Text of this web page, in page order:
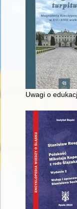
Uwagi o